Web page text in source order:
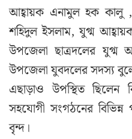
আহ্বায়ক এনামুল হক কালু
শহিদুল ইসলাম, যুগ্ম
উপজেলা ছাত্রদলের যুগ্ম
উপজেলা যুবদলের সদস্য
এছাড়াও উপস্থিত ছিলেন
সহযোগী সংগঠনের বিভিন্ন
বৃন্দ।